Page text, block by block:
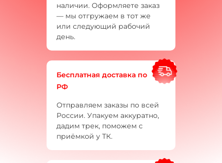
наличии. Оформляете заказ
— мы отгружаем в тот же
или следующий рабочий
день.
Бесплатная доставка по
РФ
Отправляем заказы по всей
России. Упакуем аккуратно,
дадим трек, поможем с
приёмкой у ТК.